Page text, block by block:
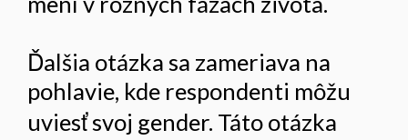
Ďalšia otázka sa zameriava na
pohlavie, kde respondenti môžu
uviesť svoj gender. Táto otázka